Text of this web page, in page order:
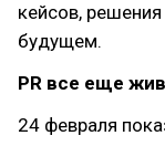
кейсов,
будущем.
PR все еще жив
24 февраля